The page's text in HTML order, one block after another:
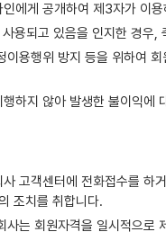
에게 공개하여 제3자가 이
용되고 있음을 인지한 경우,
용행위 방지 등을 위하여
하지 않아 발생한 불이익에
고객센터에 전화접수를
조치를 취합니다.
는 회원자격을 일시적으로